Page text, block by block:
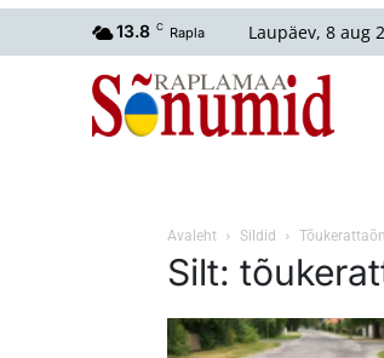
13.8 C Rapla Laupäev, 8 aug
Avaleht Sildid
Silt: